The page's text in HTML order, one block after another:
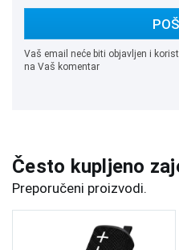
Vaš email neće biti objavljen i
na Vaš komentar
Često kupljeno
Preporučeni proizvodi.